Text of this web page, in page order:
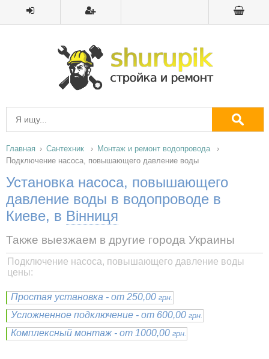
Главная Сантехник
Монтаж и ремонт водопровода
Подключение насоса, повышающего давление воды
Установка насоса, повышающего
давление воды в водопроводе в
Киеве, в Вінниця
Также выезжаем в другие города Украины
Подключение насоса, повышающего давление воды
цены:
Простая установка - от 250,00 грн.
Усложненное подключение - от 600,00 грн.
Комплексный монтаж - от 1000,00 грн.